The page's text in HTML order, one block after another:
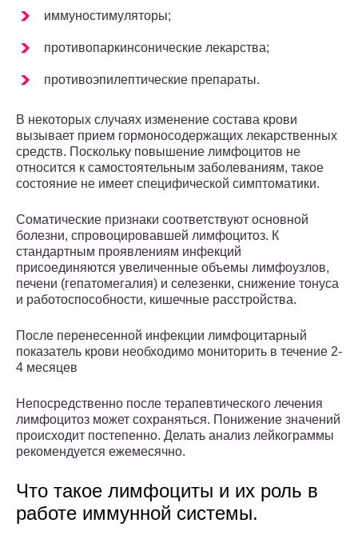
иммуностимуляторы;
противопаркинсонические лекарства;
противоэпилептические препараты.
В некоторых случаях изменение состава крови
вызывает прием гормоносодержащих лекарственных
средств. Поскольку повышение лимфоцитов не
относится к самостоятельным заболеваниям, такое
состояние не имеет специфической симптоматики.
Соматические признаки соответствуют основной
болезни, спровоцировавшей лимфоцитоз. К
стандартным проявлениям инфекций
присоединяются увеличенные объемы лимфоузлов,
печени (гепатомегалия) и селезенки, снижение тонуса
и работоспособности, кишечные расстройства.
После перенесенной инфекции лимфоцитарный
показатель крови необходимо мониторить в течение 2-
4 месяцев
Непосредственно после терапевтического лечения
лимфоцитоз может сохраняться. Понижение значений
происходит постепенно. Делать анализ лейкограммы
рекомендуется ежемесячно.
Что такое лимфоциты и их роль в
работе иммунной системы.